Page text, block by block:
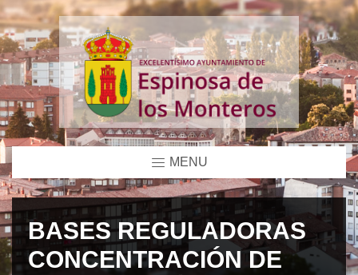
MENU
BASES REGULADORAS
CONCENTRACIÓN DE